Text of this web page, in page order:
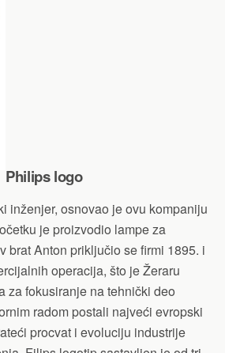
Philips logo
inženjer, osnovao je ovu kompaniju
je proizvodio lampe za
brat Anton priključio se firmi 1895. i
operacija, što je Žeraru
za fokusiranje na tehnički deo
radom postali najveći evropski
procvat i evoluciju industrije